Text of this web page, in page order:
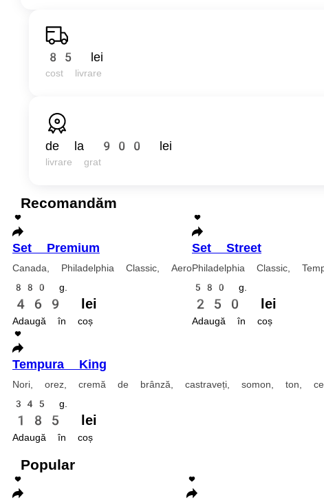
Set Premium
Canada, Philadelphia Classic, Aero
Adaugă în coș
Set Street
580 g.
250 lei
Adaugă în coș
Philadelphia Classic, Tempura Somon Grill, Roll Philadelphia Somon Grill
820 g.
359 lei
Adaugă în coș
Tempura King
Nori, orez, cremă de brânză, castraveți, somon, ton, ceapă verde, sos
345 g.
Adaugă în coș
Popular